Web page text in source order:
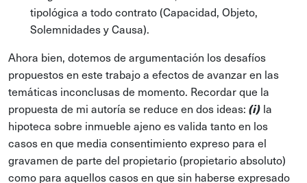
tipológica a todo contrato (Capacidad, Objeto,
Solemnidades y Causa).
Ahora bien, dotemos de argumentación los desafíos
propuestos en este trabajo a efectos de avanzar en las
temáticas inconclusas de momento. Recordar que la
propuesta de mi autoría se reduce en dos ideas: (i) la
hipoteca sobre inmueble ajeno es valida tanto en los
casos en que media consentimiento expreso para el
gravamen de parte del propietario (propietario absoluto)
como para aquellos casos en que sin haberse expresado